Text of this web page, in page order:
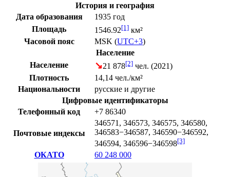
История и география
Дата образования
1935 год
Площадь
1546.92[1] км²
Часовой пояс
MSK (UTC+3)
Население
Население
↘21 878[2] чел. (2021)
Плотность
14,14 чел./км²
Национальности
русские и другие
Цифровые идентификаторы
Телефонный код
+7 86340
Почтовые индексы
346571, 346573, 346575, 346580,
346583−346587, 346590−346592,
346594, 346596−346598[3]
ОКАТО 60 248 000